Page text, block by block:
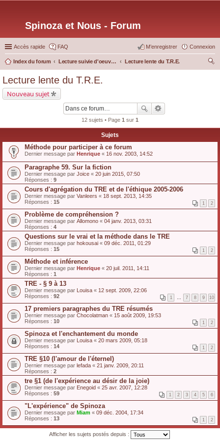
Spinoza et Nous - Forum
Accès rapide FAQ Connexion
M’enregistrer
Index du forum Lecture suivie d'oeuvres particulières
Lecture lente du T.R.E.
Lecture lente du T.R.E.
Nouveau sujet
12 sujets • Page 1 sur 1
Sujets
Méthode pour participer à ce forum
Dernier message par Henrique « 16 nov. 2003, 14:52
Paragraphe 59. Sur la fiction
Dernier message par Joice « 20 juin 2015, 07:50
Réponses : 9
Cours d'agrégation du TRE et de l'éthique 2005-2006
Dernier message par Vanleers « 18 sept. 2013, 14:35
Réponses : 15 1 2
Problème de compréhension ?
Dernier message par Allomono « 04 janv. 2013, 03:31
Réponses : 4
Questions sur le vrai et la méthode dans le TRE
Dernier message par hokousai « 09 déc. 2011, 01:29
Réponses : 15 1 2
Méthode et inférence
Dernier message par Henrique « 20 juil. 2011, 14:11
Réponses : 1
TRE - § 9 à 13
Dernier message par Louisa « 12 sept. 2009, 22:06
Réponses : 92 1 … 7 8 9 10
17 premiers paragraphes du TRE résumés
Dernier message par Chocolatman « 15 août 2009, 19:53
Réponses : 10 1 2
Spinoza et l'enchantement du monde
Dernier message par Louisa « 20 mars 2009, 05:18
Réponses : 14 1 2
TRE §10 (l'amour de l'éternel)
Dernier message par lefada « 21 janv. 2009, 20:11
Réponses : 2
tre §1 (de l'expérience au désir de la joie)
Dernier message par Enegoid « 25 avr. 2007, 12:28
Réponses : 59 1 2 3 4 5 6
"L'expérience" de Spinoza
Dernier message par Miam « 09 déc. 2004, 17:34
Réponses : 13 1 2
Afficher les sujets postés depuis :